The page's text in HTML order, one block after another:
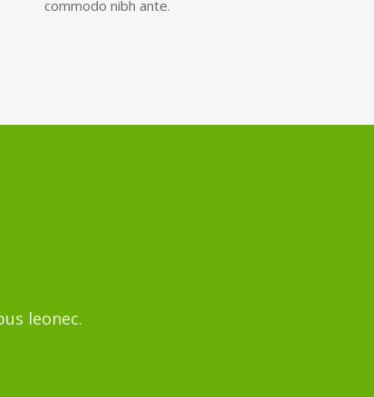
commodo nibh ante.
leonec.